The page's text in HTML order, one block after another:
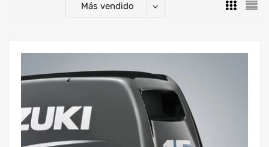
Más vendido